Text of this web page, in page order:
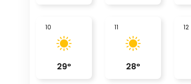
10
29°
11
28°
12